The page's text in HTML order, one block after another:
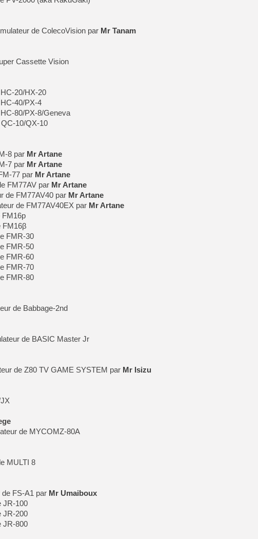
de ColecoVision par Mr Tanam
Cassette Vision
20/HX-20
40/PX-4
80/PX-8/Geneva
10/QX-10
8 par Mr Artane
7 par Mr Artane
77 par Mr Artane
FM77AV par Mr Artane
de FM77AV40 par Mr Artane
de FM77AV40EX par Mr Artane
FM16p
FM16β
FMR-30
FMR-50
FMR-60
FMR-70
FMR-80
de Babbage-2nd
de BASIC Master Jr
de Z80 TV GAME SYSTEM par Mr Isizu
de MYCOMZ-80A
MULTI 8
FS-A1 par Mr Umaiboux
JR-100
JR-200
JR-800